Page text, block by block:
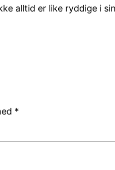
alltid er like ryddige i
*